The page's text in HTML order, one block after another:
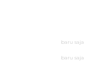
baru saja
baru saja